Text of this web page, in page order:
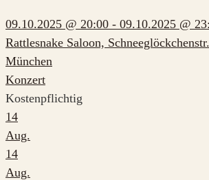
09.10.2025 @ 20:00 - 09.10.2025 @
Rattlesnake Saloon,
München
Konzert
Kostenpflichtig
14
Aug.
14
Aug.